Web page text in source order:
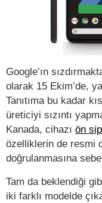
Google’ın
olarak 15 Ekim’de,
Tanıtıma bu kadar
üreticiyi sızıntı
Kanada, cihazı ön
özelliklerin de resmi
doğrulanmasına
Tam da beklendiği
iki farklı modelde